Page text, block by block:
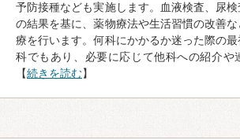
予防接種なども実施します。血液検査、尿
の結果を基に、薬物療法や生活習慣の改善
療を行います。何科にかかるか迷った際の
科でもあり、必要に応じて他科への紹介や
【続きを読む】